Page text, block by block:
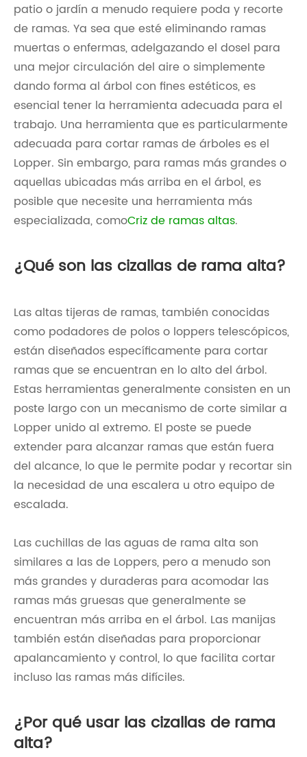
patio o jardín a menudo requiere poda y recorte
de ramas. Ya sea que esté eliminando ramas
muertas o enfermas, adelgazando el dosel para
una mejor circulación del aire o simplemente
dando forma al árbol con fines estéticos, es
esencial tener la herramienta adecuada para el
trabajo. Una herramienta que es particularmente
adecuada para cortar ramas de árboles es el
Lopper. Sin embargo, para ramas más grandes o
aquellas ubicadas más arriba en el árbol, es
posible que necesite una herramienta más
especializada, comoCriz de ramas altas.
¿Qué son las cizallas de rama alta?
Las altas tijeras de ramas, también conocidas
como podadores de polos o loppers telescópicos,
están diseñados específicamente para cortar
ramas que se encuentran en lo alto del árbol.
Estas herramientas generalmente consisten en un
poste largo con un mecanismo de corte similar a
Lopper unido al extremo. El poste se puede
extender para alcanzar ramas que están fuera
del alcance, lo que le permite podar y recortar sin
la necesidad de una escalera u otro equipo de
escalada.
Las cuchillas de las aguas de rama alta son
similares a las de Loppers, pero a menudo son
más grandes y duraderas para acomodar las
ramas más gruesas que generalmente se
encuentran más arriba en el árbol. Las manijas
también están diseñadas para proporcionar
apalancamiento y control, lo que facilita cortar
incluso las ramas más difíciles.
¿Por qué usar las cizallas de rama
alta?